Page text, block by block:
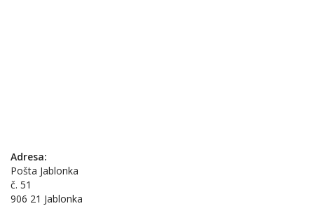
Adresa:
Pošta Jablonka
č. 51
906 21 Jablonka